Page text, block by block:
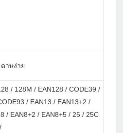
าษง่าย
/ 128M / EAN128 / CODE39 /
/ EAN13 / EAN13+2 /
/ EAN8+2 / EAN8+5 / 25 / 25C